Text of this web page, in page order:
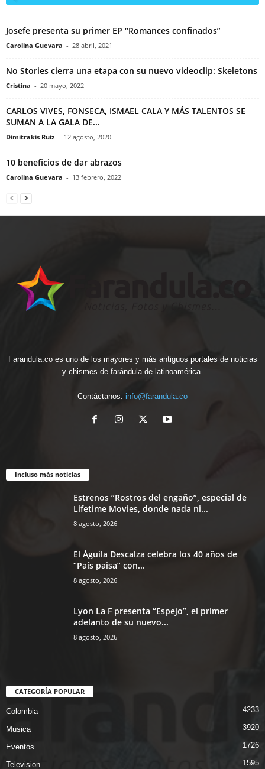
Josefe presenta su primer EP “Romances confinados”
Carolina Guevara - 28 abril, 2021
No Stories cierra una etapa con su nuevo videoclip: Skeletons
Cristina - 20 mayo, 2022
CARLOS VIVES, FONSECA, ISMAEL CALA Y MÁS TALENTOS SE
SUMAN A LA GALA DE...
Dimitrakis Ruiz - 12 agosto, 2020
10 beneficios de dar abrazos
Carolina Guevara - 13 febrero, 2022
Farandula.co es uno de los mayores y más antiguos portales de noticias
y chismes de farándula de latinoamérica.
Contáctanos: info@farandula.co
Incluso más noticias
Estrenos “Rostros del engaño”, especial de
Lifetime Movies, donde nada ni...
8 agosto, 2026
El Águila Descalza celebra los 40 años de
“País paisa” con...
8 agosto, 2026
Lyon La F presenta “Espejo”, el primer
adelanto de su nuevo...
8 agosto, 2026
CATEGORÍA POPULAR
Colombia 4233
Musica 3920
Eventos 1726
Television 1595